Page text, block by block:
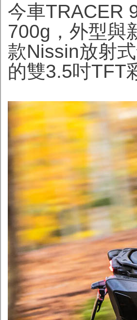
今車TRACER
700g，外型與
款Nissin放射
的雙3.5吋TFT